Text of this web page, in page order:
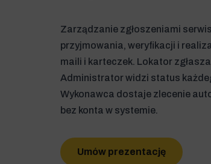
Zarządzanie zgłoszeniami
przyjmowania, weryfikacji i
maili i karteczek. Lokator
Administrator widzi status
Wykonawca dostaje zlecenie
bez konta w systemie.
Umów prezentację